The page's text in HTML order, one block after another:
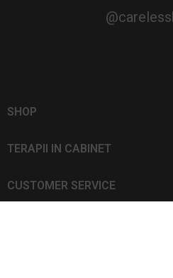
SHOP
TERAPII IN CABINET
CUSTOMER SERVICE